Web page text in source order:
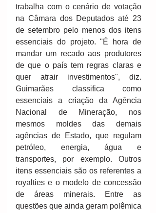
trabalha com o cenário de votação
na Câmara dos Deputados até 23
de setembro pelo menos dos itens
essenciais do projeto. "É hora de
mandar um recado aos produtores
de que o país tem regras claras e
quer atrair investimentos", diz.
Guimarães classifica como
essenciais a criação da Agência
Nacional de Mineração, nos
mesmos moldes das demais
agências de Estado, que regulam
petróleo, energia, água e
transportes, por exemplo. Outros
itens essenciais são os referentes a
royalties e o modelo de concessão
de áreas minerais. Entre as
questões que ainda geram polêmica